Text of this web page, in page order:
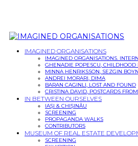
IMAGINED ORGANISATIONS
IMAGINED ORGANISATIONS.
GHENADIE POPESCU, CHILDHOOD
MINNA HENRIKSSON, SEZGIN
ANDREI MORARI, DIMA
BARAN CAGINLI, LOST AND FOUND
CRISTINA DAVID, POSTCARDS
IN BETWEEN OURSELVES
IAȘI & CHIȘINĂU
SCREENING
PROPAGANDA WALKS
CONTRIBUTORS
MUSEUM OF REAL ESTATE
SCREENING